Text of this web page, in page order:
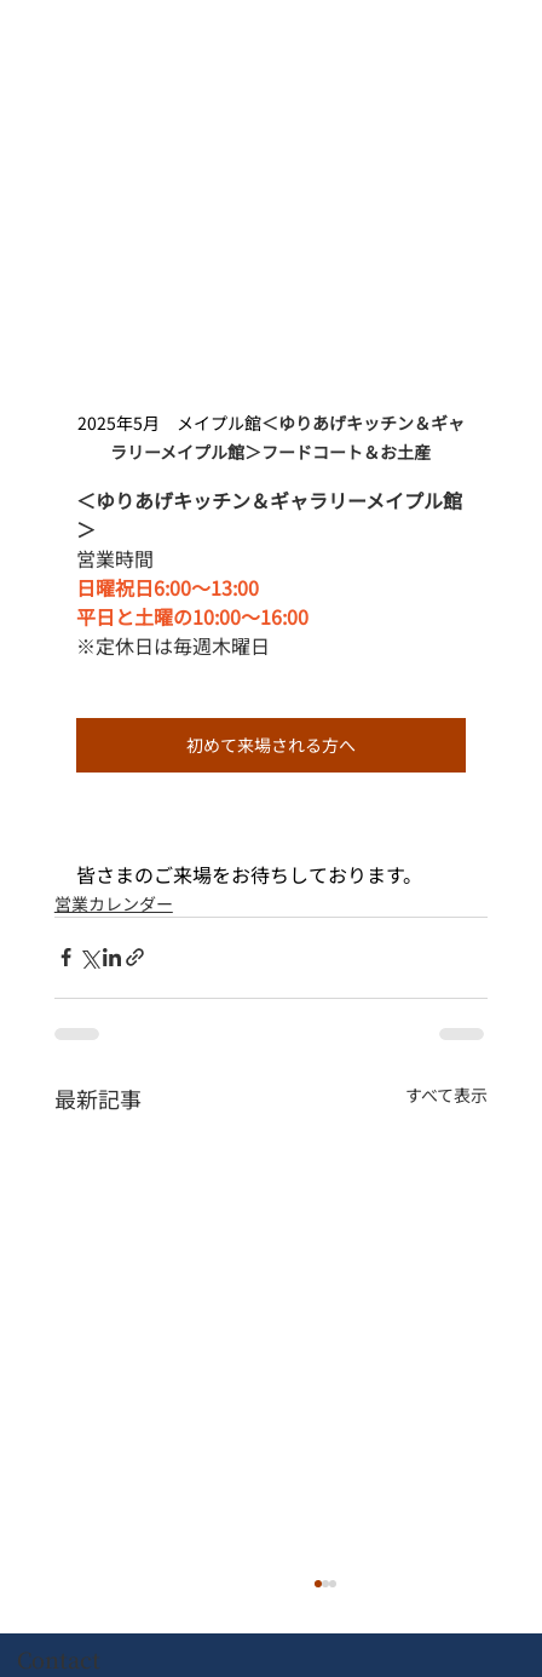
2025年5月　メイプル館＜ゆりあげキッチン＆ギャ
ラリーメイプル館＞フードコート＆お土産
＜ゆりあげキッチン＆ギャラリーメイプル館
＞
営業時間
日曜祝日6:00〜13:00
平日と土曜の10:00〜16:00
※定休日は毎週木曜日
初めて来場される方へ
皆さまのご来場をお待ちしております。
営業カレンダー
最新記事 すべて表示
Contact